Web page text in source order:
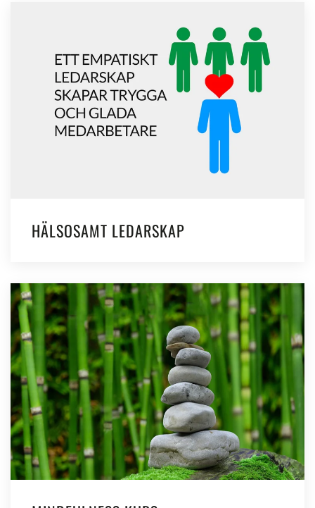
HÄLSOSAMT LEDARSKAP